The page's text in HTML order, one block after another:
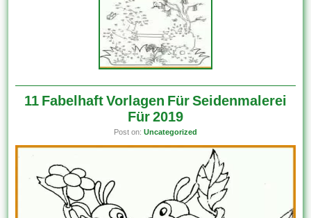
11 Fabelhaft Vorlagen Für Seidenmalerei
Für 2019
Post on: Uncategorized